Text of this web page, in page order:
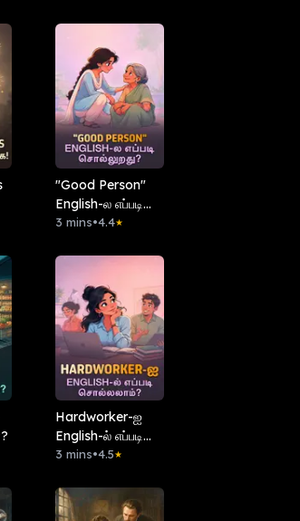
"Good Person"
English-ல எப்படி
சொல்லுறது?
3 mins•4.4★
Hardworker-ஐ
English-ல் எப்படி
சொல்லலாம்?
3 mins•4.5★